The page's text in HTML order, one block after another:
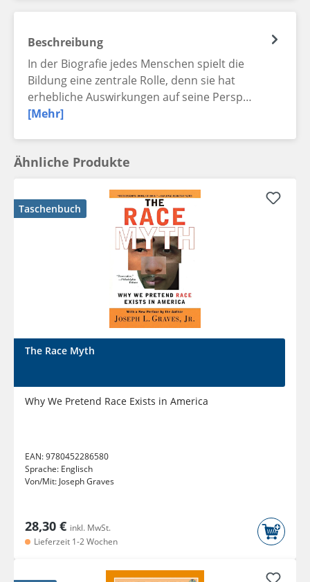
Beschreibung
In der Biografie jedes Menschen spielt die
Bildung eine zentrale Rolle, denn sie hat
erhebliche Auswirkungen auf seine Persp…
[Mehr]
Ähnliche Produkte
Taschenbuch
The Race Myth
Why We Pretend Race Exists in America
EAN:9780452286580
Sprache: Englisch
Von/Mit: Joseph Graves
28,30 € inkl. MwSt.
Lieferzeit 1-2 Wochen